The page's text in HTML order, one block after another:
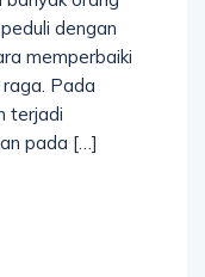
dengan
memperbaiki
Pada
terjadi
pada […]